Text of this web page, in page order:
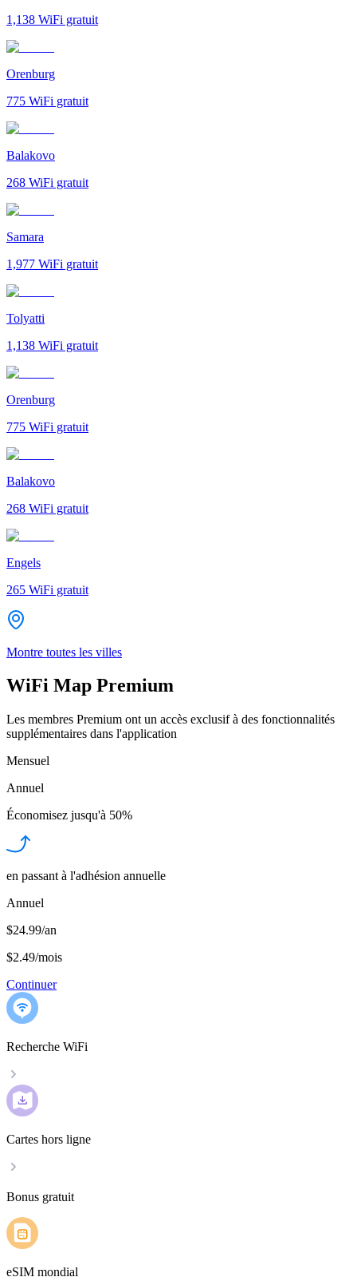
1,138 WiFi gratuit
Orenburg
775 WiFi gratuit
Balakovo
268 WiFi gratuit
Samara
1,977 WiFi gratuit
Tolyatti
1,138 WiFi gratuit
Orenburg
775 WiFi gratuit
Balakovo
268 WiFi gratuit
Engels
265 WiFi gratuit
Montre toutes les villes
WiFi Map Premium
Les membres Premium ont un accès exclusif à des fonctionnalités
supplémentaires dans l'application
Mensuel
Annuel
Économisez jusqu'à 50%
en passant à l'adhésion annuelle
Annuel
$24.99/an
$2.49/mois
Continuer
Recherche WiFi
Cartes hors ligne
Bonus gratuit
eSIM mondial